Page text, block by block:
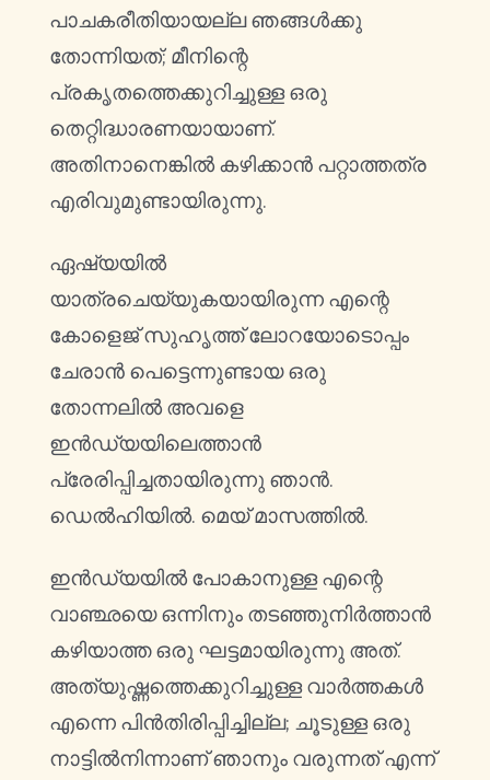
പാചകരീതിയായല്ല ഞങ്ങൾക്കു
തോന്നിയത്; മീനിന്റെ
പ്രകൃതത്തെക്കുറിച്ചുള്ള ഒരു
തെറ്റിദ്ധാരണയായാണ്.
അതിനാനെങ്കിൽ കഴിക്കാൻ പറ്റാത്തത്ര
എരിവുമുണ്ടായിരുന്നു.
ഏഷ്യയിൽ
യാത്രചെയ്യുകയായിരുന്ന എന്റെ
കോളെജ് സുഹൃത്ത് ലോറയോടൊപ്പം
ചേരാൻ പെട്ടെന്നുണ്ടായ ഒരു
തോന്നലിൽ അവളെ
ഇൻഡ്യയിലെത്താൻ
പ്രേരിപ്പിച്ചതായിരുന്നു ഞാൻ.
ഡെൽഹിയിൽ. മെയ് മാസത്തിൽ.
ഇൻഡ്യയിൽ പോകാനുള്ള എന്റെ
വാഞ്ഛയെ ഒന്നിനും തടഞ്ഞുനിർത്താൻ
കഴിയാത്ത ഒരു ഘട്ടമായിരുന്നു അത്.
അത്യുഷ്ണത്തെക്കുറിച്ചുള്ള വാർത്തകൾ
എന്നെ പിൻതിരിപ്പിച്ചില്ല; ചൂടുള്ള ഒരു
നാട്ടിൽനിന്നാണ് ഞാനും വരുന്നത് എന്ന്